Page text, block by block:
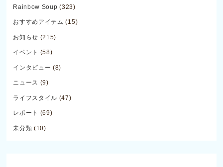
Rainbow Soup (323)
おすすめアイテム (15)
お知らせ (215)
イベント (58)
インタビュー (8)
ニュース (9)
ライフスタイル (47)
レポート (69)
未分類 (10)